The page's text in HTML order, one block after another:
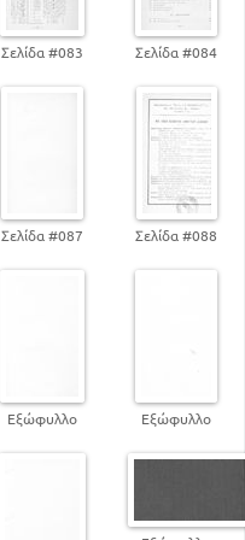
Σελίδα #083 Σελίδα #084
Σελίδα #087 Σελίδα #088
Εξώφυλλο Εξώφυλλο